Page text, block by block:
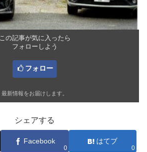
この記事が気に入ったら
フォローしよう
フォロー
最新情報をお届けします。
シェアする
Facebook
0
はてブ
0